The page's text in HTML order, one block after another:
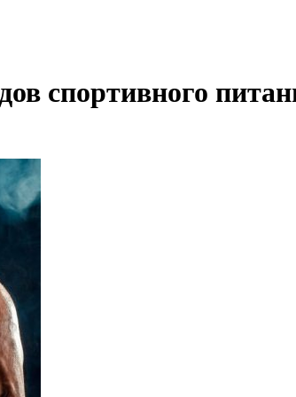
спортивного